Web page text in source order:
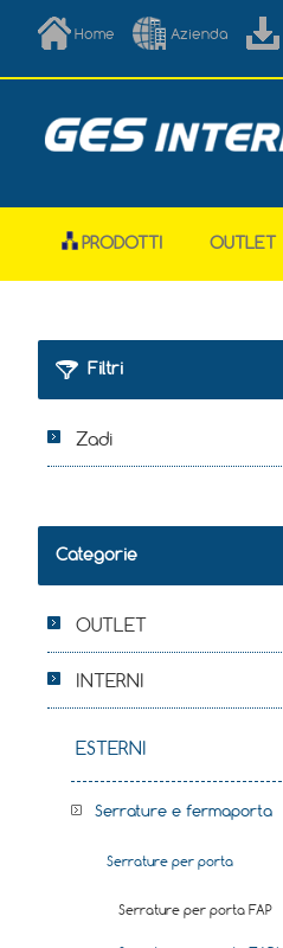
Home Azienda
PRODOTTI OUTLET
Filtri
Zadi
Categorie
OUTLET
INTERNI
ESTERNI
Serrature e fermaporta
Serrature per porta
Serrature per porta FAP